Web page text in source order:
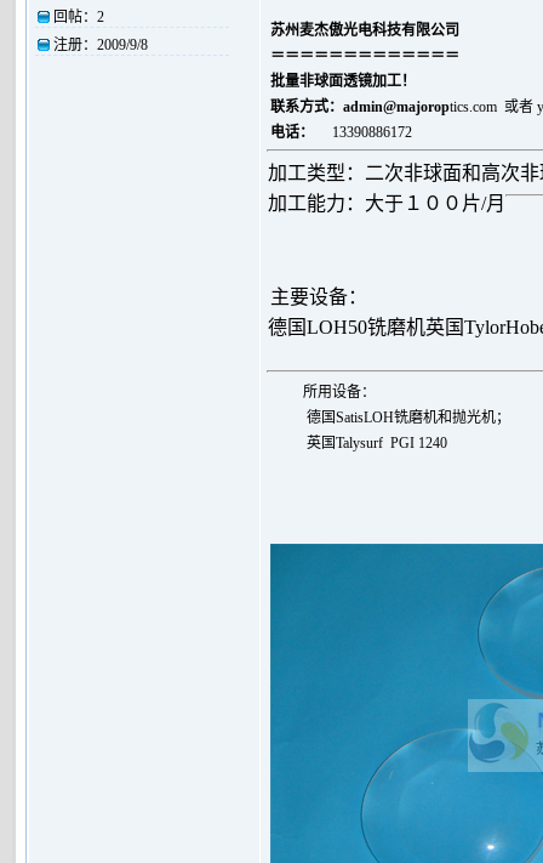
回帖： 2
注册： 2009/9/8
苏州麦杰傲光电科技有限公司
＝＝＝＝＝＝＝＝＝＝＝＝＝
批量非球面透镜加工！
联系方式： admin@majoroptics.com 或者
电话：
13390886172
加工类型：二次非球面和高次非
加工能力：大于１００片/月
主要设备：
德国LOH50铣磨机英国
所用设备：
德国SatisLOH铣磨机和抛光机；
英国Talysurf PGI 1240